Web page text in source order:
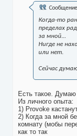
Когда-то
пределах
за мной...
Нигде не
или нет.
Сейчас
Есть такое. Думаю
Из личного опыта:
1) Provoke
2) Когда за мной
комнату (мобы
как то так